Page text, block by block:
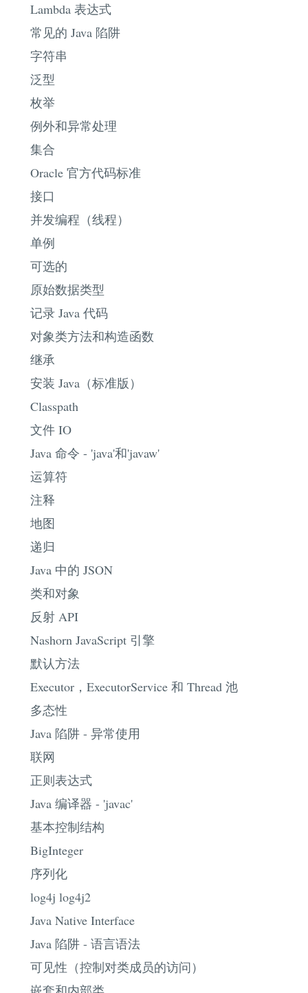
Lambda 表达式
常见的 Java 陷阱
字符串
泛型
枚举
例外和异常处理
集合
Oracle 官方代码标准
接口
并发编程（线程）
单例
可选的
原始数据类型
记录 Java 代码
对象类方法和构造函数
继承
安装 Java（标准版）
Classpath
文件 IO
Java 命令 - 'java'和'javaw'
运算符
注释
地图
递归
Java 中的 JSON
类和对象
反射 API
Nashorn JavaScript 引擎
默认方法
Executor，ExecutorService 和 Thread 池
多态性
Java 陷阱 - 异常使用
联网
正则表达式
Java 编译器 - 'javac'
基本控制结构
BigInteger
序列化
log4j log4j2
Java Native Interface
Java 陷阱 - 语言语法
可见性（控制对类成员的访问）